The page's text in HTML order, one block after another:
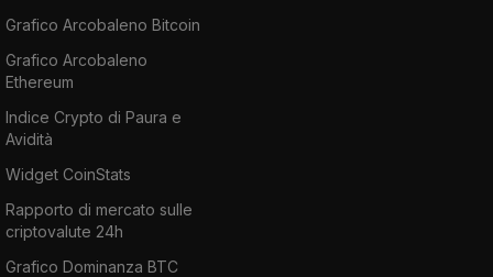
Grafico Arcobaleno Bitcoin
Grafico Arcobaleno
Ethereum
Indice Crypto di Paura e
Avidità
Widget CoinStats
Rapporto di mercato sulle
criptovalute 24h
Grafico Dominanza BTC